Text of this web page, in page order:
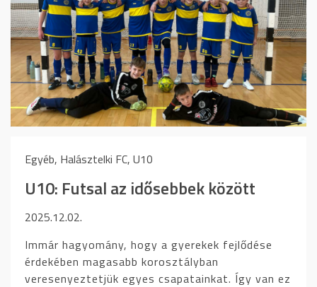
Egyéb, Halásztelki FC, U10
U10: Futsal az idősebbek között
2025.12.02.
Immár hagyomány, hogy a gyerekek fejlődése
érdekében magasabb korosztályban
veresenyeztetjük egyes csapatainkat. Így van ez